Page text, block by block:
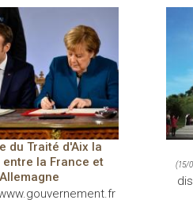
du Traité d'Aix la
entre la France et
(15/